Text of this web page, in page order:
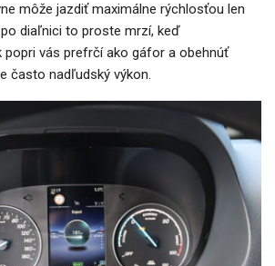
môže jazdiť maximálne rýchlosťou len
diaľnici to proste mrzí, keď
vás prefrčí ako gáfor a obehnúť
často nadľudský výkon.